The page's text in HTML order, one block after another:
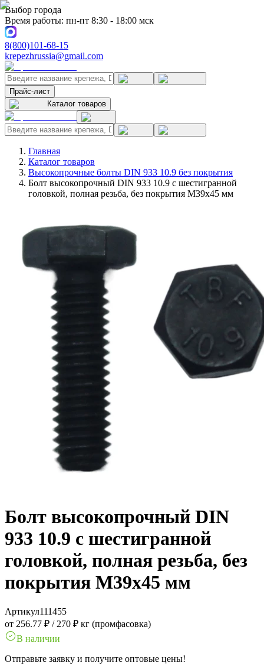
Выбор города
Время работы: пн-пт 8:30 - 18:00 мск
8(800)101-68-15
krepezhrussia@gmail.com
Прайс-лист
Каталог товаров
Главная
Каталог товаров
Высокопрочные болты DIN 933 10.9 без покрытия
Болт высокопрочный DIN 933 10.9 с шестигранной
головкой, полная резьба, без покрытия M39x45 мм
Болт высокопрочный DIN
933 10.9 с шестигранной
головкой, полная резьба, без
покрытия M39x45 мм
Артикул111455
от 256.77 ₽ / 270 ₽ кг (промфасовка)
В наличии
Отправьте заявку и получите оптовые цены!